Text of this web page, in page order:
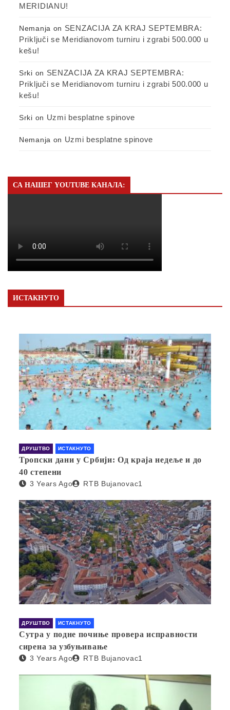
MERIDIANU!
Nemanja on SENZACIJA ZA KRAJ SEPTEMBRA:
Priključi se Meridianovom turniru i zgrabi 500.000 u
kešu!
Srki on SENZACIJA ZA KRAJ SEPTEMBRA:
Priključi se Meridianovom turniru i zgrabi 500.000 u
kešu!
Srki on Uzmi besplatne spinove
Nemanja on Uzmi besplatne spinove
СА НАШЕГ YOUTUBE КАНАЛА:
ИСТАКНУТО
ДРУШТВО ИСТАКНУТО
Тропски дани у Србији: Од краја недеље и до
40 степени
3 Years Ago RTB Bujanovac1
ДРУШТВО ИСТАКНУТО
Сутра у подне почиње провера исправности
сирена за узбуњивање
3 Years Ago RTB Bujanovac1